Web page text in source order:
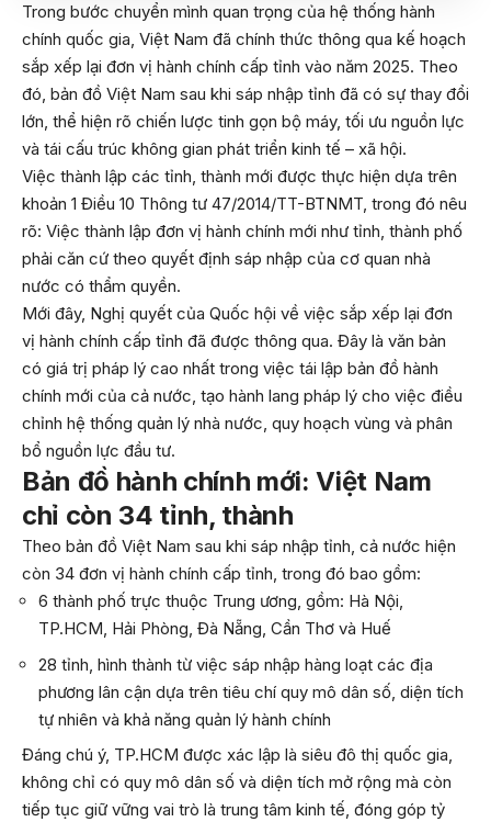
Trong bước chuyển mình quan trọng của hệ thống hành
chính quốc gia, Việt Nam đã chính thức thông qua kế hoạch
sắp xếp lại đơn vị hành chính cấp tỉnh vào năm 2025. Theo
đó, bản đồ Việt Nam sau khi sáp nhập tỉnh đã có sự thay đổi
lớn, thể hiện rõ chiến lược tinh gọn bộ máy, tối ưu nguồn lực
và tái cấu trúc không gian phát triển kinh tế – xã hội.
Việc thành lập các tỉnh, thành mới được thực hiện dựa trên
khoản 1 Điều 10 Thông tư 47/2014/TT-BTNMT, trong đó nêu
rõ: Việc thành lập đơn vị hành chính mới như tỉnh, thành phố
phải căn cứ theo quyết định sáp nhập của cơ quan nhà
nước có thẩm quyền.
Mới đây, Nghị quyết của Quốc hội về việc sắp xếp lại đơn
vị hành chính cấp tỉnh đã được thông qua. Đây là văn bản
có giá trị pháp lý cao nhất trong việc tái lập bản đồ hành
chính mới của cả nước, tạo hành lang pháp lý cho việc điều
chỉnh hệ thống quản lý nhà nước, quy hoạch vùng và phân
bổ nguồn lực đầu tư.
Bản đồ hành chính mới: Việt Nam
chỉ còn 34 tỉnh, thành
Theo bản đồ Việt Nam sau khi sáp nhập tỉnh, cả nước hiện
còn 34 đơn vị hành chính cấp tỉnh, trong đó bao gồm:
6 thành phố trực thuộc Trung ương, gồm: Hà Nội,
TP.HCM, Hải Phòng, Đà Nẵng, Cần Thơ và Huế
28 tỉnh, hình thành từ việc sáp nhập hàng loạt các địa
phương lân cận dựa trên tiêu chí quy mô dân số, diện tích
tự nhiên và khả năng quản lý hành chính
Đáng chú ý, TP.HCM được xác lập là siêu đô thị quốc gia,
không chỉ có quy mô dân số và diện tích mở rộng mà còn
tiếp tục giữ vững vai trò là trung tâm kinh tế, đóng góp tỷ